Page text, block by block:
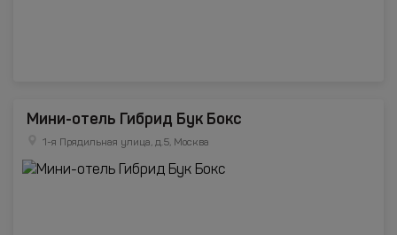
Мини-отель Гибрид Бук Бокс
1-я Прядильная улица, д.5, Москва